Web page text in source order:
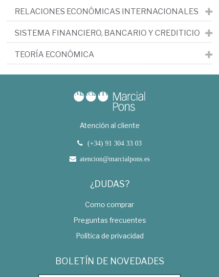
RELACIONES ECONÓMICAS INTERNACIONALES
SISTEMA FINANCIERO, BANCARIO Y CREDITICIO
TEORÍA ECONÓMICA
Atención al cliente
(+34) 91 304 33 03
atencion@marcialpons.es
¿DUDAS?
Como comprar
Preguntas frecuentes
Política de privacidad
BOLETÍN DE NOVEDADES